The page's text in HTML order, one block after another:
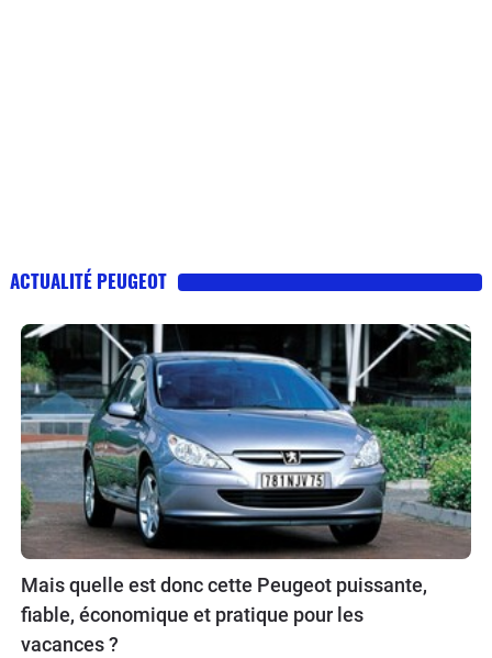
ACTUALITÉ PEUGEOT
Mais quelle est donc cette Peugeot puissante,
fiable, économique et pratique pour les
vacances ?